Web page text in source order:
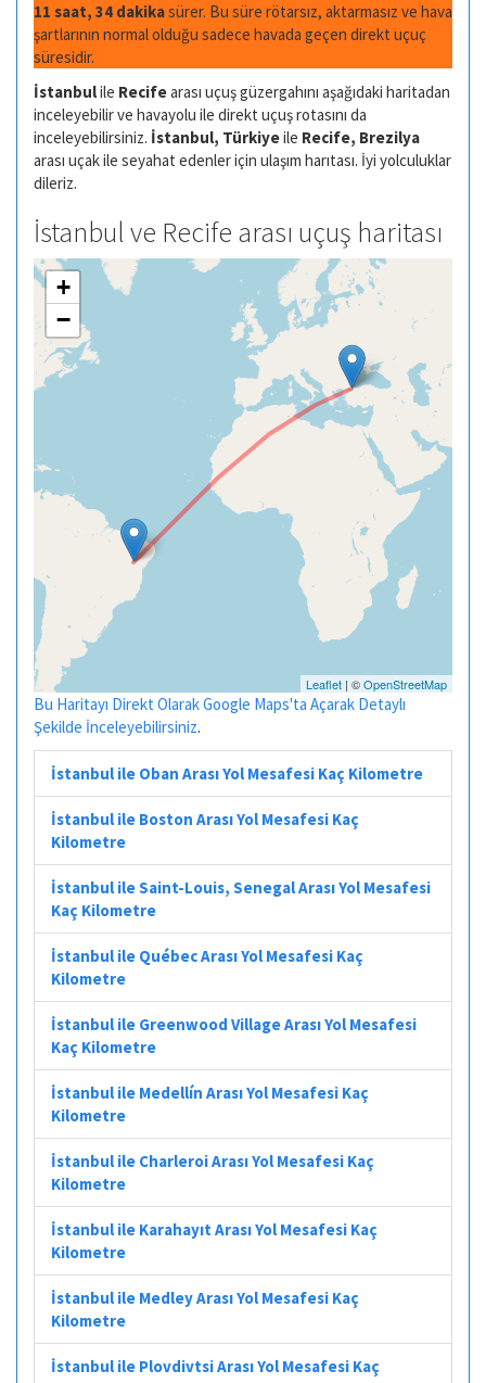
11 saat, 34 dakikasürer. Bu süre rötarsız, aktarmasız ve hava
şartlarının normal olduğu sadece havada geçen direkt uçuç
süresidir.
İstanbulile Recifearası uçuş güzergahını aşağıdaki haritadan
inceleyebilir ve havayolu ile direkt uçuş rotasını da
inceleyebilirsiniz. İstanbul, Türkiyeile Recife, Brezilya
arası uçak ile seyahat edenler için ulaşım harıtası. İyi yolculuklar
dileriz.
İstanbul ve Recife arası uçuş haritası
+
−
Leaflet | ©OpenStreetMap
Bu Haritayı Direkt Olarak Google Maps'ta Açarak Detaylı
Şekilde İnceleyebilirsiniz.
İstanbul ile Oban Arası Yol Mesafesi Kaç Kilometre
İstanbul ile Boston Arası Yol Mesafesi Kaç
Kilometre
İstanbul ile Saint-Louis, Senegal Arası Yol Mesafesi
Kaç Kilometre
İstanbul ile Québec Arası Yol Mesafesi Kaç
Kilometre
İstanbul ile Greenwood Village Arası Yol Mesafesi
Kaç Kilometre
İstanbul ile Medellín Arası Yol Mesafesi Kaç
Kilometre
İstanbul ile Charleroi Arası Yol Mesafesi Kaç
Kilometre
İstanbul ile Karahayıt Arası Yol Mesafesi Kaç
Kilometre
İstanbul ile Medley Arası Yol Mesafesi Kaç
Kilometre
İstanbul ile Plovdivtsi Arası Yol Mesafesi Kaç